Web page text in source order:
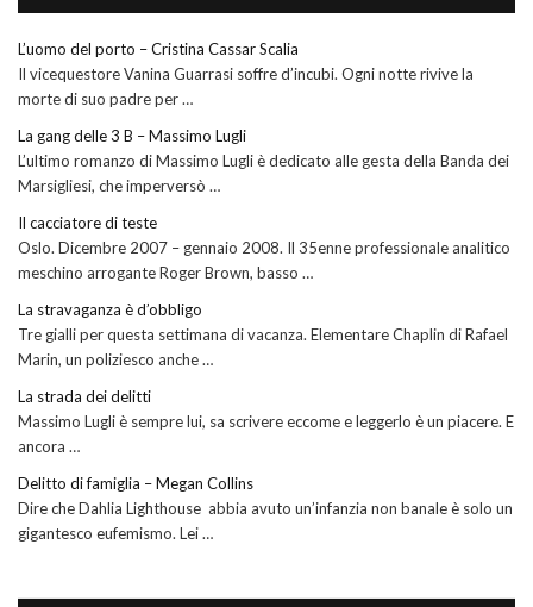
L’uomo del porto – Cristina Cassar Scalia
Il vicequestore Vanina Guarrasi soffre d’incubi. Ogni notte rivive la
morte di suo padre per …
La gang delle 3 B – Massimo Lugli
L’ultimo romanzo di Massimo Lugli è dedicato alle gesta della Banda dei
Marsigliesi, che imperversò …
Il cacciatore di teste
Oslo. Dicembre 2007 – gennaio 2008. Il 35enne professionale analitico
meschino arrogante Roger Brown, basso …
La stravaganza è d’obbligo
Tre gialli per questa settimana di vacanza. Elementare Chaplin di Rafael
Marin, un poliziesco anche …
La strada dei delitti
Massimo Lugli è sempre lui, sa scrivere eccome e leggerlo è un piacere. E
ancora …
Delitto di famiglia – Megan Collins
Dire che Dahlia Lighthouse abbia avuto un’infanzia non banale è solo un
gigantesco eufemismo. Lei …